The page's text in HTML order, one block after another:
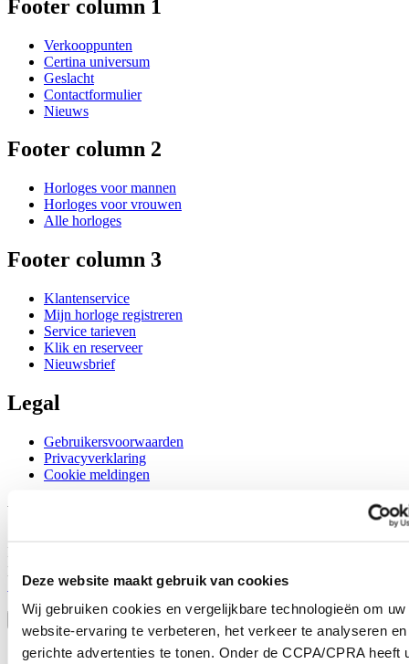
Deze website maakt gebruik van cookies
Wij gebruiken cookies en vergelijkbare technologieën om uw
website-ervaring te verbeteren, het verkeer te analyseren en
gerichte advertenties te tonen. Onder de CCPA/CPRA heeft
Footer column 1
Verkooppunten
Certina universum
Geslacht
Contactformulier
Nieuws
Footer column 2
Horloges voor mannen
Horloges voor vrouwen
Alle horloges
Footer column 3
Klantenservice
Mijn horloge registreren
Service tarieven
Klik en reserveer
Nieuwsbrief
Legal
Gebruikersvoorwaarden
Privacyverklaring
Cookie meldingen
Word lid van de CERTINA club
Meld je aan en ontvang exclusieve aanbiedingen en
productrecensies
Schrijf je in!
Selecteer een land/regio
Taalkeuze
Austria